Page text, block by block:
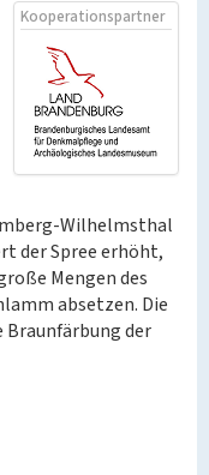
Kooperationspartner
Wilhelmsthal
der Spree erhöht,
Mengen des
absetzen. Die
der